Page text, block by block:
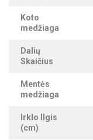
Koto
medžiaga
Dalių
Skaičius
Mentės
medžiaga
Irklo Ilgis
(cm)